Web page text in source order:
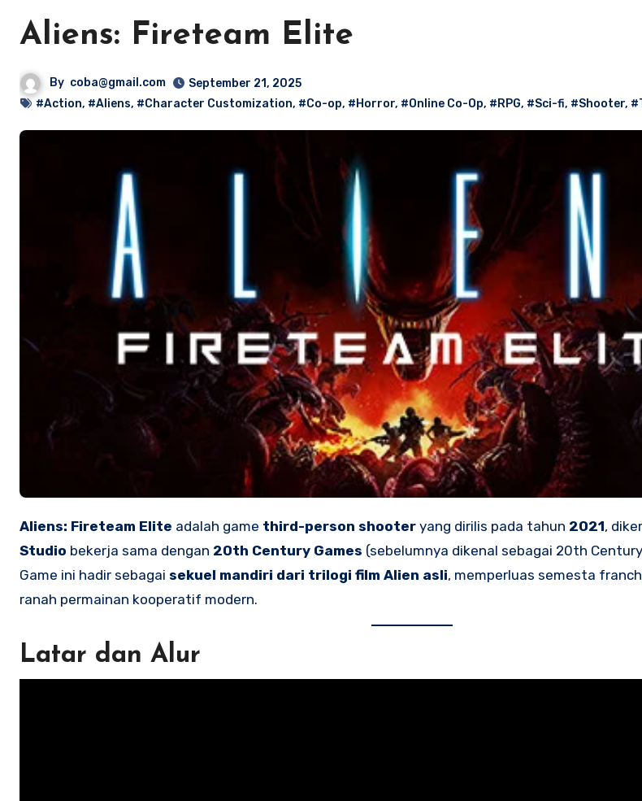
Aliens: Fireteam Elite
By coba@gmail.com
September 21, 2025
#Action, #Aliens, #Character Customization, #Co-op, #Horror, #Online Co-Op, #RPG, #Sci-fi, #Shooter,
Aliens: Fireteam Elite adalah game third-person shooter yang dirilis pada tahun 2021,
Studio bekerja sama dengan 20th Century Games (sebelumnya dikenal sebagai 20th
Game ini hadir sebagai sekuel mandiri dari trilogi film Alien asli, memperluas semesta
ranah permainan kooperatif modern.
Latar dan Alur